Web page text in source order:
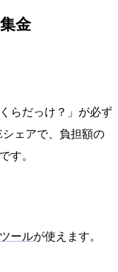
金
らだっけ？」が必ず
ェアで、負担額の
す。
ールが使えます。